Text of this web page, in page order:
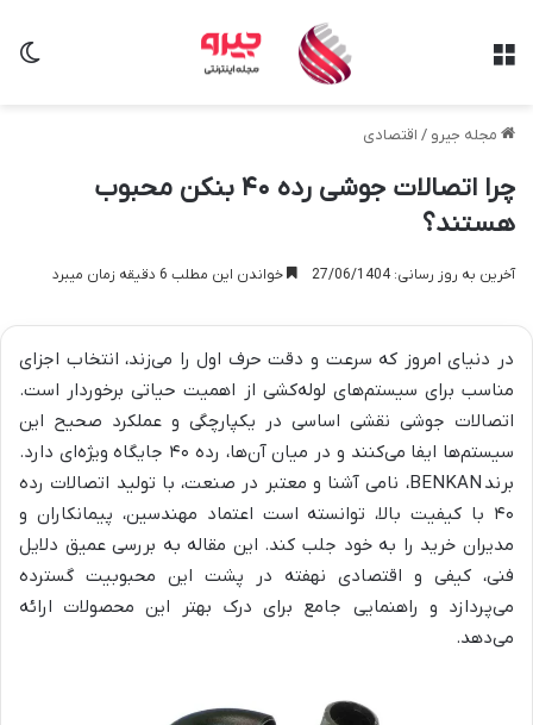
مجله جیرو / اقتصادی
چرا اتصالات جوشی رده ۴۰ بنکن محبوب
هستند؟
آخرین به روز رسانی: 27/06/1404 خواندن این مطلب 6 دقیقه زمان میبرد
در دنیای امروز که سرعت و دقت حرف اول را می‌زند، انتخاب اجزای
مناسب برای سیستم‌های لوله‌کشی از اهمیت حیاتی برخوردار است.
اتصالات جوشی نقشی اساسی در یکپارچگی و عملکرد صحیح این
سیستم‌ها ایفا می‌کنند و در میان آن‌ها، رده ۴۰ جایگاه ویژه‌ای دارد.
برند BENKAN، نامی آشنا و معتبر در صنعت، با تولید اتصالات رده
۴۰ با کیفیت بالا، توانسته است اعتماد مهندسین، پیمانکاران و
مدیران خرید را به خود جلب کند. این مقاله به بررسی عمیق دلایل
فنی، کیفی و اقتصادی نهفته در پشت این محبوبیت گسترده
می‌پردازد و راهنمایی جامع برای درک بهتر این محصولات ارائه
می‌دهد.